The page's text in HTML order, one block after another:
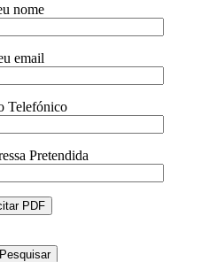
nome
email
Telefónico
Pretendida
Pesquisar